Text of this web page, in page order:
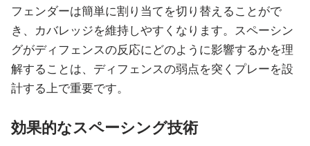
フェンダーは簡単に割り当てを切り替えることがで
き、カバレッジを維持しやすくなります。スペーシン
グがディフェンスの反応にどのように影響するかを理
解することは、ディフェンスの弱点を突くプレーを設
計する上で重要です。
効果的なスペーシング技術